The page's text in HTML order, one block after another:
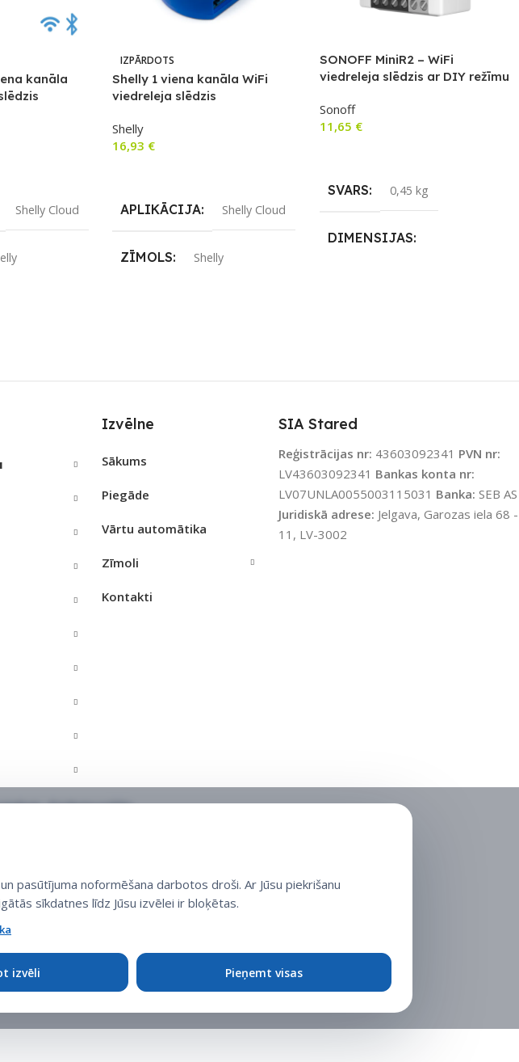
kanāla
Shelly Cloud
IZPĀRDOTS
Shelly 1 viena kanāla WiFi
viedreleja slēdzis
Shelly
16,93 €
APLIKĀCIJA Shelly Cloud
ZĪMOLS Shelly
SKAITS
SONOFF MiniR2 – WiFi
viedreleja slēdzis ar DIY režīmu
Sonoff
11,65 €
SVARS 0,45 kg
DIMENSIJAS
SAVIENOJUMS
PIEEJAMS UZREIZ Jā
UZREIZ PIEEJAMAIS
SKAITS
Izvēlne
Sākums
Piegāde
Vārtu automātika
Zīmoli
Kontakti
SIA Stared
Reģistrācijas nr: 43603092341 PVN nr:
LV43603092341 Bankas konta nr:
LV07UNLA0055003115031 Banka: SEB AS
Juridiskā adrese: Jelgava, Garozas iela 68 -
11, LV-3002
pasūtījuma noformēšana darbotos droši. Ar Jūsu piekrišanu
sīkdatnes līdz Jūsu izvēlei ir bloķētas.
izvēli Pieņemt visas
•Privātuma politika